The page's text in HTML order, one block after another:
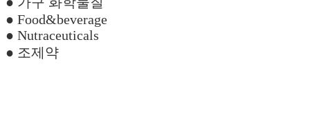
● Food&beverage
● Nutraceuticals
● 조제약